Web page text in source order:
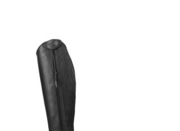
do koszyka